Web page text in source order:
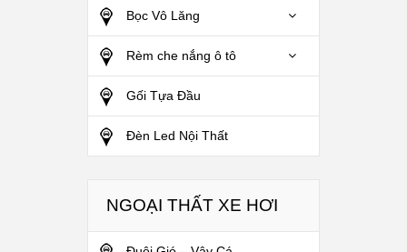
Bọc Vô Lăng
Rèm che nắng ô tô
Gối Tựa Đầu
Đèn Led Nội Thất
NGOẠI THẤT XE HƠI